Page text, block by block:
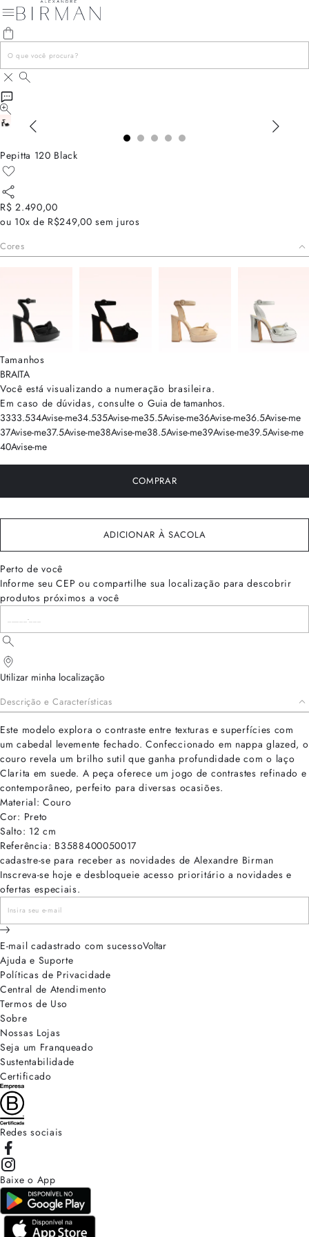
Pepitta 120 Black
R$ 2.490,00
ou 10x de R$249,00 sem juros
Cores
Tamanhos
BRAITA
Você está visualizando a numeração brasileira.
Em caso de dúvidas, consulte o Guia de tamanhos.
3333.534Avise-me34.535Avise-me35.5Avise-me36Avise-me36.5Avise-me
37Avise-me37.5Avise-me38Avise-me38.5Avise-me39Avise-me39.5Avise-me
40Avise-me
COMPRAR
ADICIONAR À SACOLA
Perto de você
Informe seu CEP ou compartilhe sua localização para descobrir
produtos próximos a você
Utilizar minha localização
Descrição e Características
Este modelo explora o contraste entre texturas e superfícies com
um cabedal levemente fechado. Confeccionado em nappa glazed, o
couro revela um brilho sutil que ganha profundidade com o laço
Clarita em suede. A peça oferece um jogo de contrastes refinado e
contemporâneo, perfeito para diversas ocasiões.
Material: Couro
Cor: Preto
Salto: 12 cm
Referência: B3588400050017
cadastre-se para receber as novidades de Alexandre Birman
Inscreva-se hoje e desbloqueie acesso prioritário a novidades e
ofertas especiais.
E-mail cadastrado com sucessoVoltar
Ajuda e Suporte
Políticas de Privacidade
Central de Atendimento
Termos de Uso
Sobre
Nossas Lojas
Seja um Franqueado
Sustentabilidade
Certificado
Redes sociais
Baixe o App